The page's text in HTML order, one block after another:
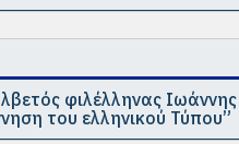
φιλέλληνας Ιωάννης
του ελληνικού Τύπου”